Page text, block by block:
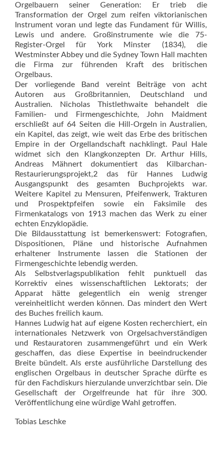
Orgelbauern seiner Generation: Er trieb die
Transformation der Orgel zum reifen viktorianischen
Instrument vo­ran und legte das Fundament für Willis,
Lewis und andere. Groß­instrumente wie die 75-
Register-Orgel für York Minster (1834), die
Westminster Abbey und die Sydney Town Hall machten
die Firma zur führenden Kraft des britischen
Orgelbaus.
Der vorliegende Band vereint Beiträge von acht
Autoren aus Großbritannien, Deutschland und
Australien. Nicholas Thistlethwaite behandelt die
Familien- und Firmengeschichte, John Maidment
erschließt auf 64 Seiten die Hill-Orgeln in Australien,
ein Kapitel, das zeigt, wie weit das Erbe des britischen
Empire in der Orgellandschaft nachklingt. Paul Hale
widmet sich den Klangkonzepten Dr. Arthur Hills,
Andreas Mähnert dokumentiert das Kilbarchan-
Restaurierungsprojekt,2 das für Hannes Ludwig
Ausgangspunkt des gesamten Buchprojekts war.
Weitere Kapitel zu Mensuren, Pfeifenwerk, Trakturen
und Prospektpfeifen sowie ein Faksimile des
Firmenkatalogs von 1913 machen das Werk zu einer
echten Enzyklopädie.
Die Bildausstattung ist bemerkenswert: Fotografien,
Dispositionen, Pläne und historische Aufnahmen
erhaltener Instrumente lassen die Stationen der
Firmengeschichte lebendig werden.
Als Selbstverlagspublikation fehlt punktuell das
Korrektiv eines wissenschaftlichen Lektorats; der
Apparat hätte gelegentlich ein wenig strenger
vereinheitlicht werden können. Das mindert den Wert
des Bu­ches freilich kaum.
Hannes Ludwig hat auf eigene Kosten recherchiert, ein
internationales Netzwerk von Orgelsachverständigen
und Restauratoren zusammengeführt und ein Werk
geschaffen, das diese Expertise in beeindruckender
Breite bündelt. Als erste ausführliche Darstellung des
englischen Orgelbaus in deutscher Sprache dürfte es
für den Fachdiskurs hierzulande unverzichtbar sein. Die
Gesellschaft der Orgelfreunde hat für ihre 300.
Veröffentlichung eine würdige Wahl getroffen.
Tobias Leschke